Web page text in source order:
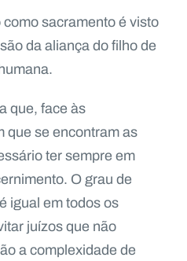
sacramento é visto
da aliança do filho de
que, face às
que se encontram as
ter sempre em
O grau de
igual em todos os
juízos que não
a complexidade de